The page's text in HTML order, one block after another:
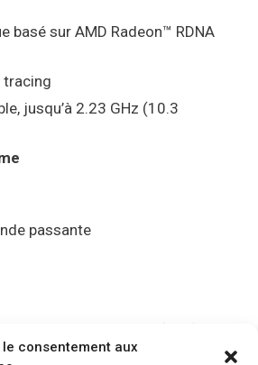
le consentement aux
basé sur AMD Radeon™ RDNA
tracing
jusqu’à 2.23 GHz (10.3
passante
passante en lecture (Brut)